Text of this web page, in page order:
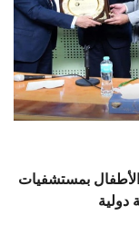
بمستشفيات